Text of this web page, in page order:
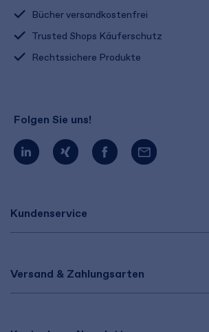
Kundenservice
Versand & Zahlungsarten
Bücher versandkostenfrei
Trusted Shops Käuferschutz
Rechtssichere Produkte
Folgen Sie uns!